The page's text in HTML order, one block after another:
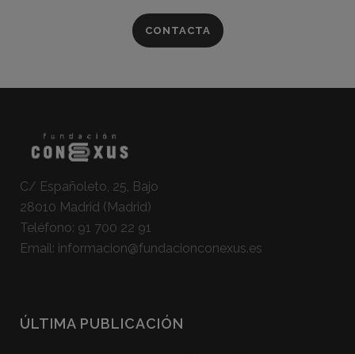
CONTACTA
C/ Españoleto, 25, Bajo
28010 Madrid (Madrid)
Teléfono: 91 700 22 91
Email: informacion@fundacionconexus.es
ÚLTIMA PUBLICACIÓN